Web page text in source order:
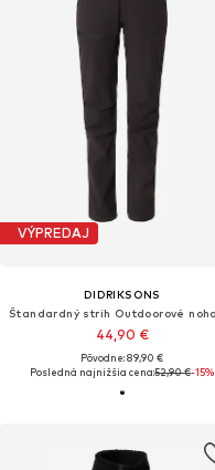
VÝPREDAJ
DIDRIKSONS
44,90 €
Pôvodne: 89,90 €
Posledná najnižšia cena:52,90 €-15%